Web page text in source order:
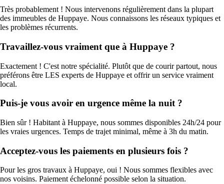
Très probablement ! Nous intervenons régulièrement dans la plupart
des immeubles de Huppaye. Nous connaissons les réseaux typiques et
les problèmes récurrents.
Travaillez-vous vraiment que à Huppaye ?
Exactement ! C'est notre spécialité. Plutôt que de courir partout, nous
préférons être LES experts de Huppaye et offrir un service vraiment
local.
Puis-je vous avoir en urgence même la nuit ?
Bien sûr ! Habitant à Huppaye, nous sommes disponibles 24h/24 pour
les vraies urgences. Temps de trajet minimal, même à 3h du matin.
Acceptez-vous les paiements en plusieurs fois ?
Pour les gros travaux à Huppaye, oui ! Nous sommes flexibles avec
nos voisins. Paiement échelonné possible selon la situation.